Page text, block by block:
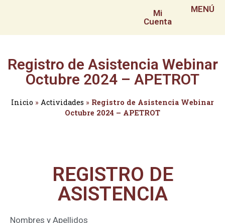
Mi
Cuenta
MENÚ
Registro de Asistencia Webinar
Octubre 2024 – APETROT
Inicio » Actividades » Registro de Asistencia Webinar
Octubre 2024 – APETROT
REGISTRO DE
ASISTENCIA
Nombres y Apellidos